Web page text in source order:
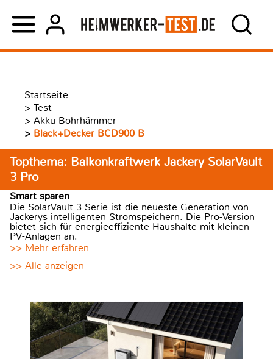
Startseite
> Test
> Akku-Bohrhämmer
> Black+Decker BCD900 B
Topthema: Balkonkraftwerk Jackery SolarVault
3 Pro
Smart sparen
Die SolarVault 3 Serie ist die neueste Generation von
Jackerys intelligenten Stromspeichern. Die Pro-Version
bietet sich für energieeffiziente Haushalte mit kleinen
PV-Anlagen an.
>> Mehr erfahren
>> Alle anzeigen